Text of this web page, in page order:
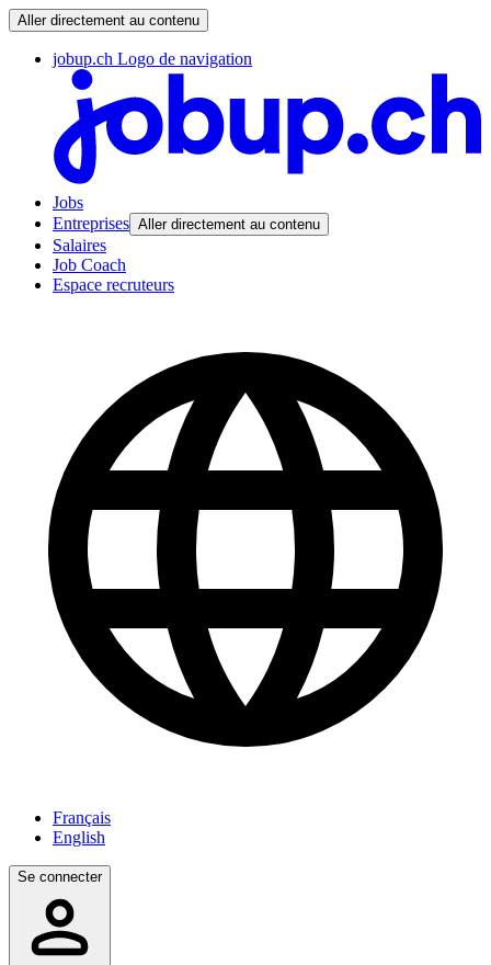
Aller directement au contenu
jobup.ch Logo de navigation
Jobs
Entreprises Aller directement au contenu
Salaires
Job Coach
Espace recruteurs
Français
English
Se connecter